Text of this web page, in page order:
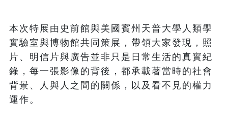
本次特展由史前館與美國賓州天普大學人類學
實驗室與博物館共同策展，帶領大家發現，照
片、明信片與廣告並非只是日常生活的真實紀
錄，每一張影像的背後，都承載著當時的社會
背景、人與人之間的關係，以及看不見的權力
運作。